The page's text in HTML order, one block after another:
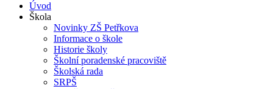
Úvod
Škola
Novinky ZŠ Petřkova
Informace o škole
Historie školy
Školní poradenské pracoviště
Školská rada
SRPŠ